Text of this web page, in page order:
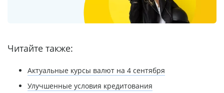
Читайте также:
Актуальные курсы валют на 4 сентября
Улучшенные условия кредитования